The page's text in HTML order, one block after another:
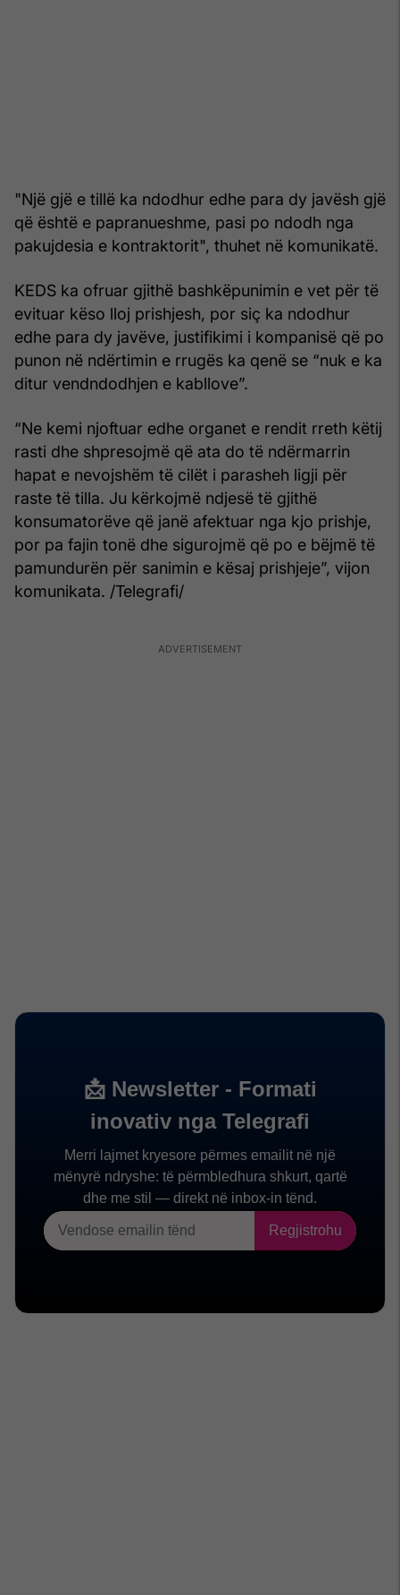
"Një gjë e tillë ka ndodhur edhe para dy javësh gjë
që është e papranueshme, pasi po ndodh nga
pakujdesia e kontraktorit", thuhet në komunikatë.
KEDS ka ofruar gjithë bashkëpunimin e vet për të
evituar këso lloj prishjesh, por siç ka ndodhur
edhe para dy javëve, justifikimi i kompanisë që po
punon në ndërtimin e rrugës ka qenë se “nuk e ka
ditur vendndodhjen e kabllove”.
“Ne kemi njoftuar edhe organet e rendit rreth këtij
rasti dhe shpresojmë që ata do të ndërmarrin
hapat e nevojshëm të cilët i parasheh ligji për
raste të tilla. Ju kërkojmë ndjesë të gjithë
konsumatorëve që janë afektuar nga kjo prishje,
por pa fajin tonë dhe sigurojmë që po e bëjmë të
pamundurën për sanimin e kësaj prishjeje”, vijon
komunikata. /Telegrafi/